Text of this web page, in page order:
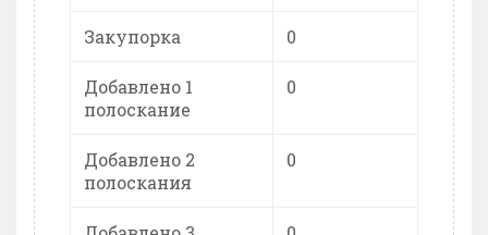
Закупорка 0
Добавлено 1
полоскание
0
Добавлено 2
полоскания
0